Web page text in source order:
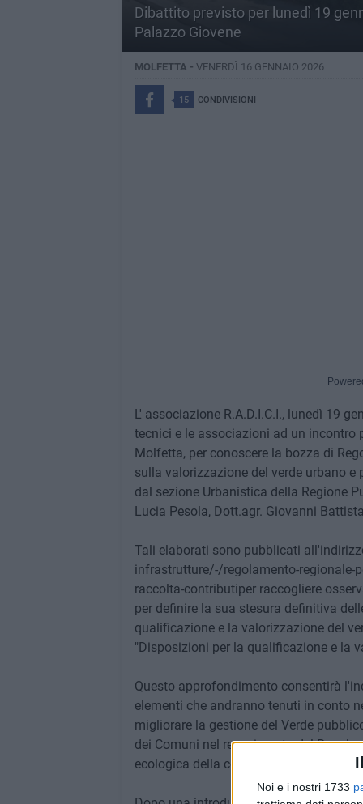
Noi e i nostri 1733
Dibattito previsto per lunedì 19
Palazzo Giovene
MOLFETTA - VENERDÌ 16 GENNAIO 2026
15 CONDIVISIONI
L' associazione R.A.D.I.C.I., lunedì 19
tecnici e le associazioni ad un incontro
Molfetta, per conoscere la bozza di
sulla valorizzazione del verde urbano
dal sezione Urbanistica della Regione
Lucia Pesola, Dott.agr. Giovanni
Tali elaborati sono pubblicati
infrastrutture/-/regolamento-regionale-
raccolta-contributiper raccogliere
per definire la sua stesura definitiva
qualificazione e la valorizzazione del
"Disposizioni per la qualificazione e la
Questo approfondimento consentirà
elementi che andranno tenuti in conto
migliorare la gestione del Verde
dei Comuni nel recepimento del
ecologica della componente